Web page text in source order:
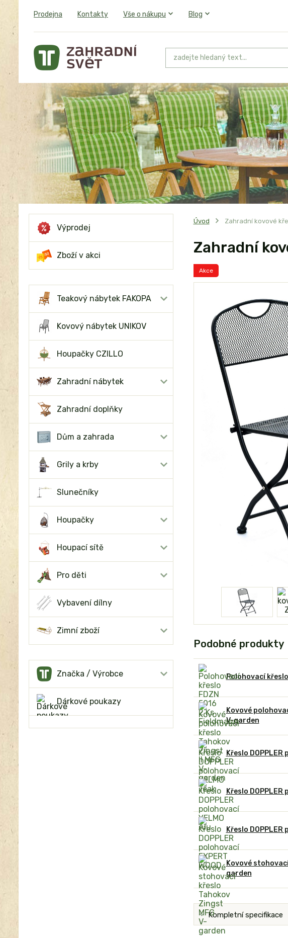
Prodejna Kontakty Vše o nákupu Blog
Výprodej
Zboží v akci
Teakový nábytek FAKOPA
Kovový nábytek UNIKOV
Houpačky CZILLO
Zahradní nábytek
Zahradní doplňky
Dům a zahrada
Grily a krby
Slunečníky
Houpačky
Houpací sítě
Pro děti
Vybavení dílny
Zimní zboží
Značka / Výrobce
Dárkové poukazy
Úvod Zahradní kovové
Zahradní
Akce
Podobné produkty
Polohovací
Kovové
V-garden
Křeslo DOPPLER
Křeslo DOPPLER
Křeslo DOPPLER
Kovové
garden
Kompletní specifikace